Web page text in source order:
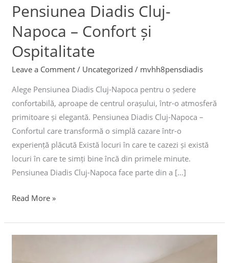
Pensiunea Diadis Cluj-
Napoca – Confort și
Ospitalitate
Leave a Comment / Uncategorized / mvhh8pensdiadis
Alege Pensiunea Diadis Cluj-Napoca pentru o ședere
confortabilă, aproape de centrul orașului, într-o atmosferă
primitoare și elegantă. Pensiunea Diadis Cluj-Napoca –
Confortul care transformă o simplă cazare într-o
experiență plăcută Există locuri în care te cazezi și există
locuri în care te simți bine încă din primele minute.
Pensiunea Diadis Cluj-Napoca face parte din a […]
Read More »